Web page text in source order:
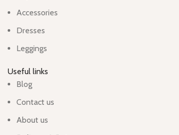
Accessories
Dresses
Leggings
Useful links
Blog
Contact us
About us